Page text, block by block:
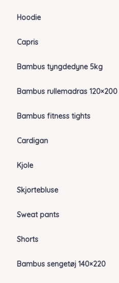
Hoodie
Capris
Bambus tyngdedyne 5kg
Bambus rullemadras 120×200
Bambus fitness tights
Cardigan
Kjole
Skjortebluse
Sweat pants
Shorts
Bambus sengetøj 140×220